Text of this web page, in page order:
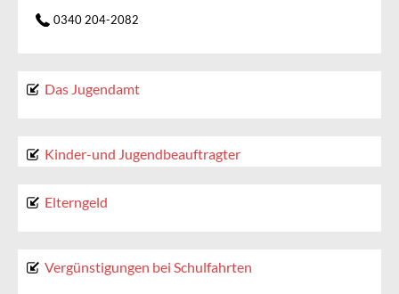
0340 204-2082
Das Jugendamt
Kinder-und Jugendbeauftragter
Elterngeld
Vergünstigungen bei Schulfahrten